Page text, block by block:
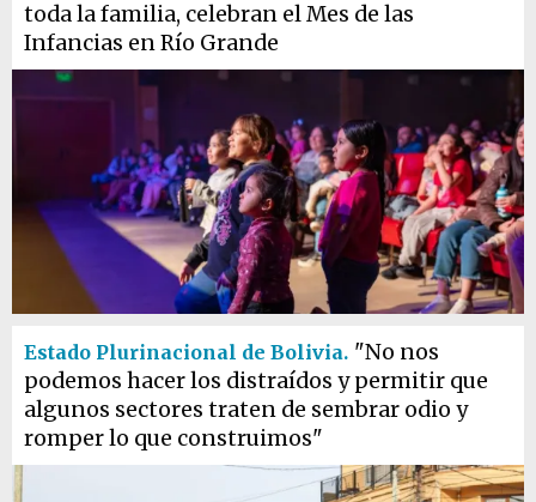
toda la familia, celebran el Mes de las
Infancias en Río Grande
Estado Plurinacional de Bolivia. "No nos
podemos hacer los distraídos y permitir que
algunos sectores traten de sembrar odio y
romper lo que construimos"